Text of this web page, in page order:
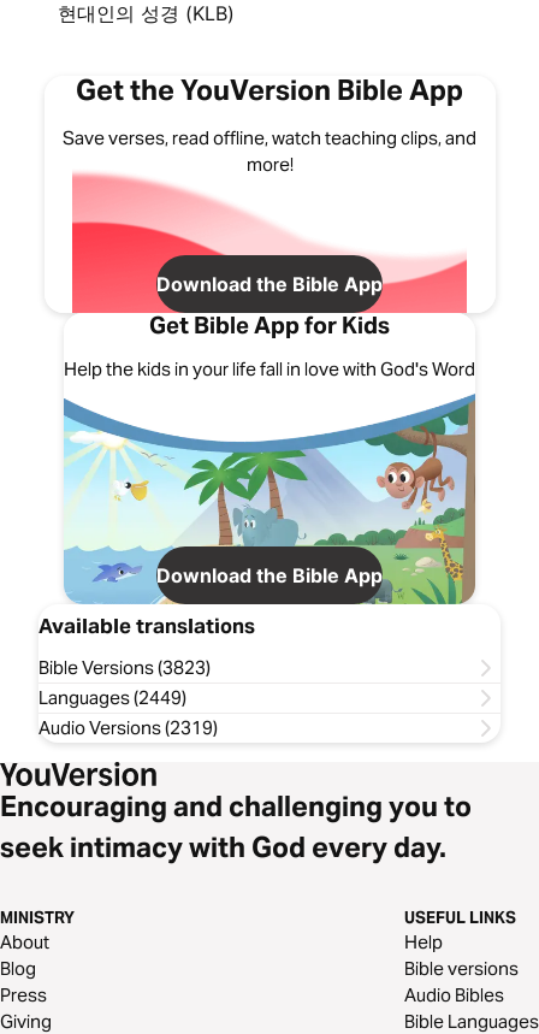
현대인의 성경 (KLB)
Get the YouVersion Bible App
Save verses, read offline, watch teaching clips, and
more!
Download the Bible App
Get Bible App for Kids
Help the kids in your life fall in love with God's Word
Download the Bible App
Available translations
Bible Versions (3823)
Languages (2449)
Audio Versions (2319)
Encouraging and challenging you to
seek intimacy with God every day.
MINISTRY
About
Blog
Press
Giving
USEFUL LINKS
Help
Bible versions
Audio Bibles
Bible Languages